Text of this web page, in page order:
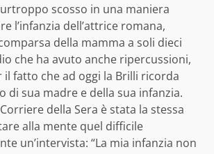
scosso in una maniera
l’infanzia dell’attrice romana,
della mamma a soli dieci
che ha avuto anche ripercussioni,
fatto che ad oggi la Brilli ricorda
di sua madre e della sua infanzia.
della Sera è stata la stessa
alla mente quel difficile
un’intervista: “La mia infanzia non